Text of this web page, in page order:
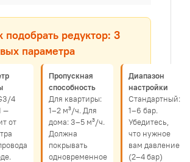
подобрать редуктор: 3
параметра
4
—
от
Пропускная
способность
Для квартиры:
1–2 м³/ч. Для
дома: 3–5 м³/ч.
Должна
покрывать
одновременное
Диапазон
настройки
Стандартный:
1–6 бар.
Убедитесь,
что нужное
вам давление
(2–4 бар)